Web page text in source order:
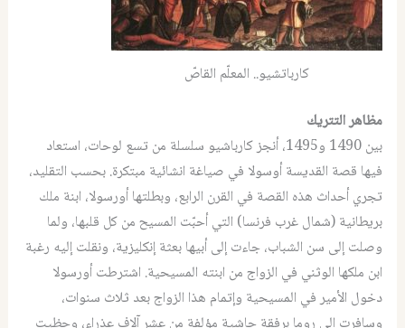
كارباتشيو.. المعلّم القاصّ
مظاهر التتريك
بين 1490 و1495، أنجز كارباشيو سلسلة من تسع لوحات، استعاد
فيها قصة القديسة أوسولا في صياغة انشائية مبتكرة. بحسب التقليد،
تجري أحداث هذه القصة في القرن الرابع، وبطلتها أورسولا، ابنة ملك
بريطانية (شمال غرب فرنسا) التي أحبّت المسيح من كل قلبها، ولما
وصلت إلى سن الشباب، جاءت إلى أبيها بعثة إنكليزية، ونقلت إليه رغبة
ابن ملكها الوثني في الزواج من ابنته المسيحية. اشترطت أورسولا
دخول الأمير في المسيحية وإتمام هذا الزواج بعد ثلاث سنوات،